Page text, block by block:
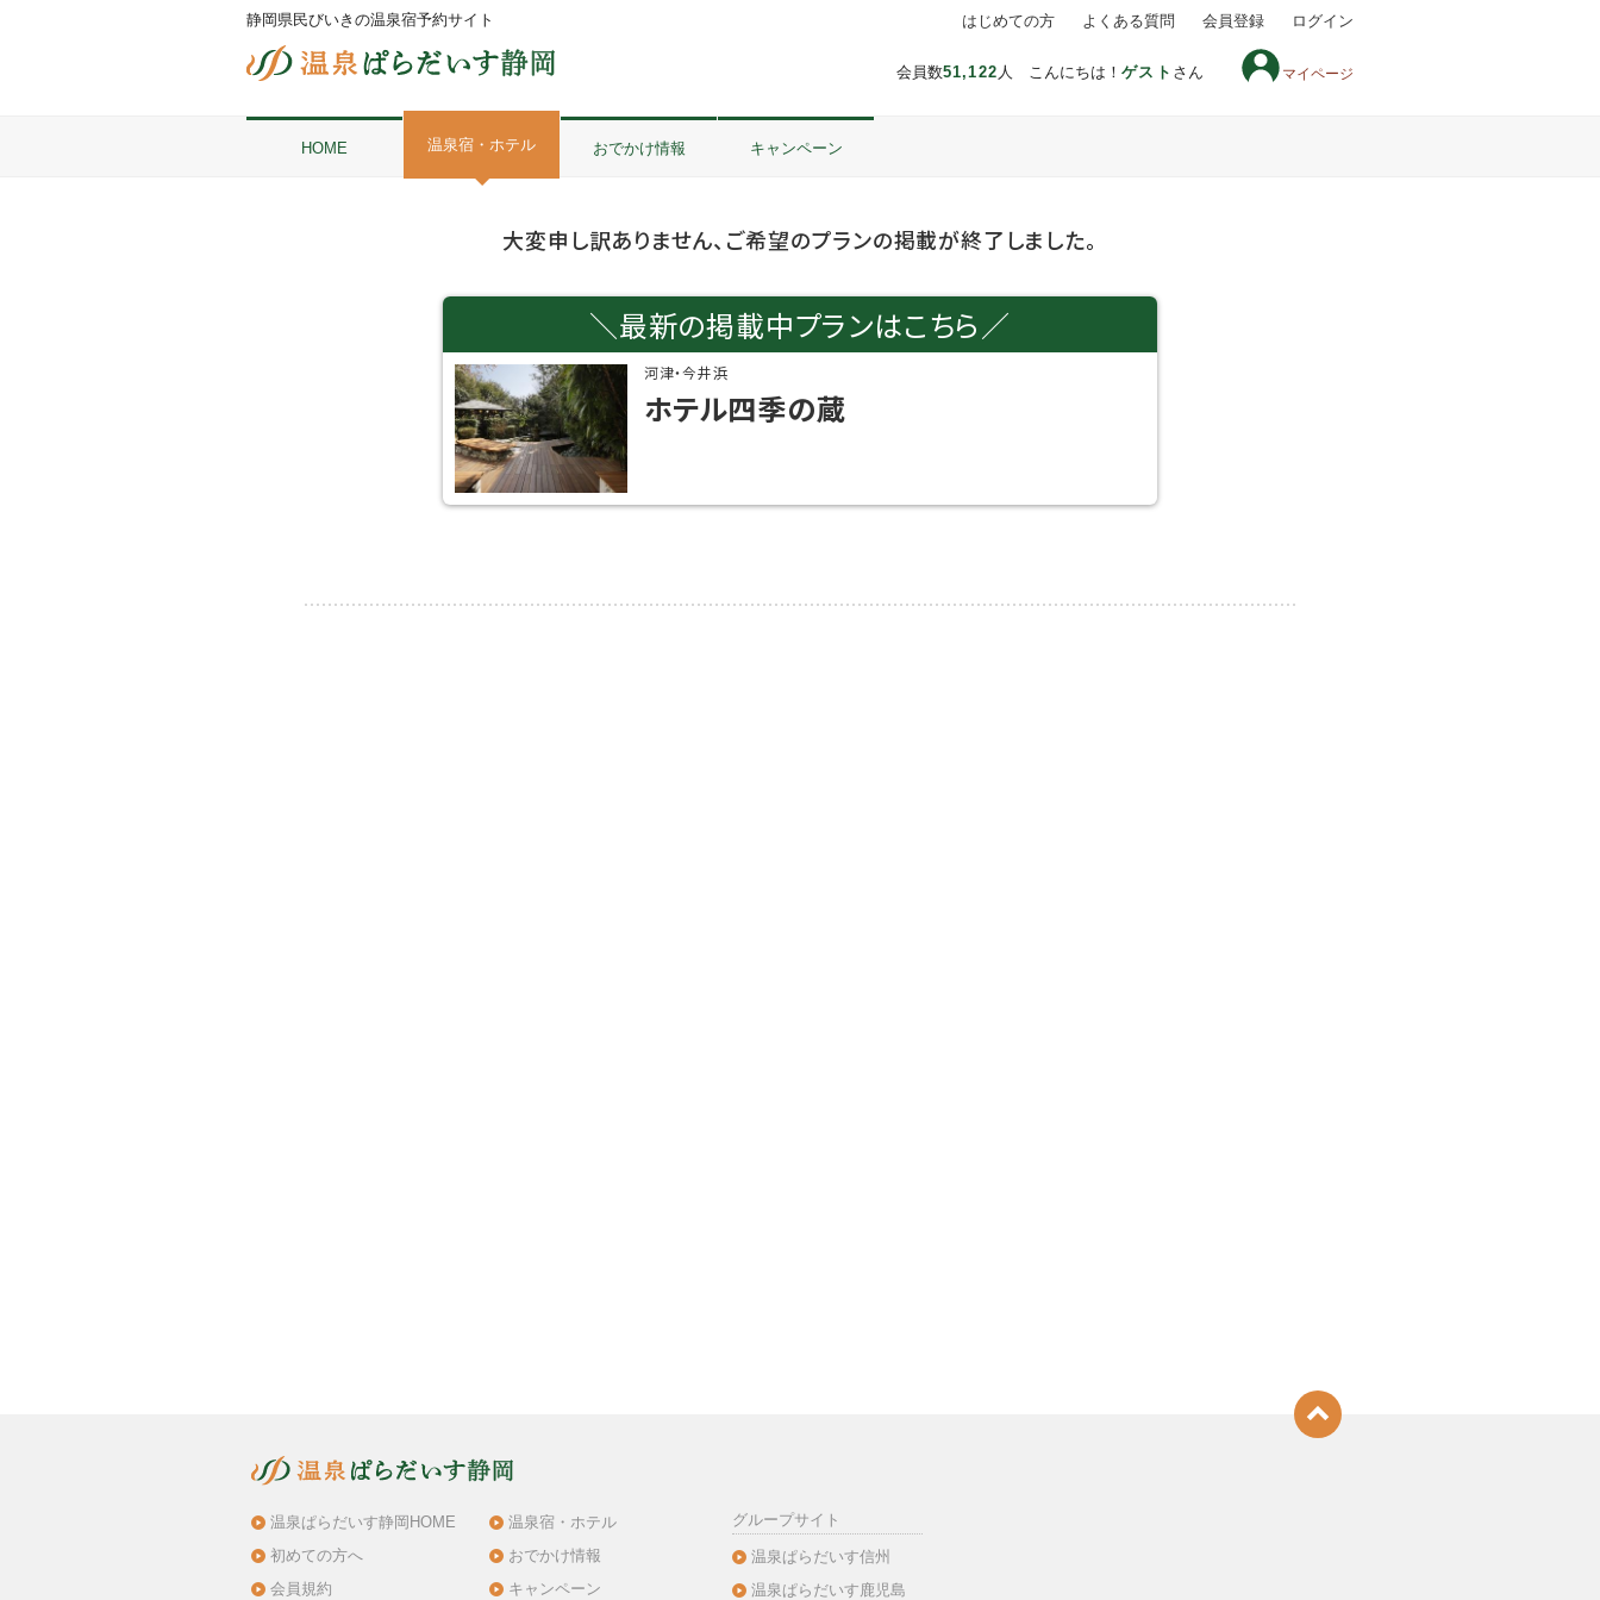
静岡県民びいきの温泉宿予約サイト
会員数51,122 人 こんにちは！ゲスト さん マイページ
はじめての方 よくある質問 会員登録 ログイン
HOME 温泉宿・ホテル おでかけ情報 キャンペーン
大変申し訳ありません、ご希望のプランの掲載が終了しました。
＼最新の掲載中プランはこちら／
河津・今井浜
ホテル四季の蔵
温泉ぱらだいす静岡HOME
初めての方へ
会員規約
温泉宿・ホテル
おでかけ情報
キャンペーン
グループサイト
温泉ぱらだいす信州
温泉ぱらだいす鹿児島